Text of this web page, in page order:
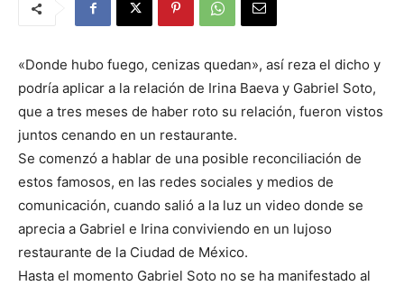
«Donde hubo fuego, cenizas quedan», así reza el dicho y
podría aplicar a la relación de Irina Baeva y Gabriel Soto,
que a tres meses de haber roto su relación, fueron vistos
juntos cenando en un restaurante.
Se comenzó a hablar de una posible reconciliación de
estos famosos, en las redes sociales y medios de
comunicación, cuando salió a la luz un video donde se
aprecia a Gabriel e Irina conviviendo en un lujoso
restaurante de la Ciudad de México.
Hasta el momento Gabriel Soto no se ha manifestado al